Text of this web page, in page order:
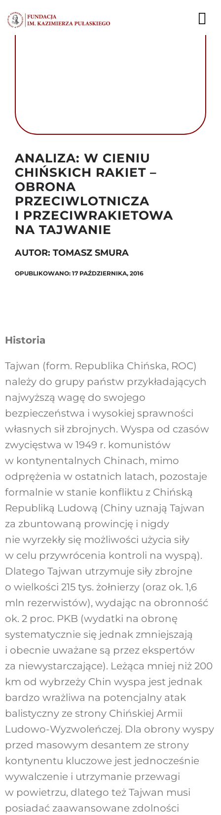
do
zawartości
DZIAŁALNOŚĆ
FUNDACJA
KONTAKT
ANALIZA: W CIENIU
CHIŃSKICH RAKIET –
OBRONA
PRZECIWLOTNICZA
I PRZECIWRAKIETOWA
NA TAJWANIE
AUTOR: TOMASZ SMURA
OPUBLIKOWANO: 17 PAŹDZIERNIKA, 2016
Historia
Tajwan (form. Republika Chińska, ROC)
należy do grupy państw przykładających
najwyższą wagę do swojego
bezpieczeństwa i wysokiej sprawności
własnych sił zbrojnych. Wyspa od czasów
zwycięstwa w 1949 r. komunistów
w kontynentalnych Chinach, mimo
odprężenia w ostatnich latach, pozostaje
formalnie w stanie konfliktu z Chińską
Republiką Ludową (Chiny uznają Tajwan
za zbuntowaną prowincję i nigdy
nie wyrzekły się możliwości użycia siły
w celu przywrócenia kontroli na wyspą).
Dlatego Tajwan utrzymuje siły zbrojne
o wielkości 215 tys. żołnierzy (oraz ok. 1,6
mln rezerwistów), wydając na obronność
ok. 2 proc. PKB (wydatki na obronę
systematycznie się jednak zmniejszają
i obecnie uważane są przez ekspertów
za niewystarczające). Leżąca mniej niż 200
km od wybrzeży Chin wyspa jest jednak
bardzo wrażliwa na potencjalny atak
balistyczny ze strony Chińskiej Armii
Ludowo-Wyzwoleńczej. Dla obrony wyspy
przed masowym desantem ze strony
kontynentu kluczowe jest jednocześnie
wywalczenie i utrzymanie przewagi
w powietrzu, dlatego też Tajwan musi
posiadać zaawansowane zdolności